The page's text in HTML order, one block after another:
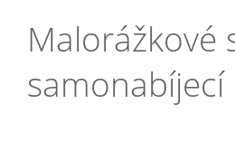
Malorážkové